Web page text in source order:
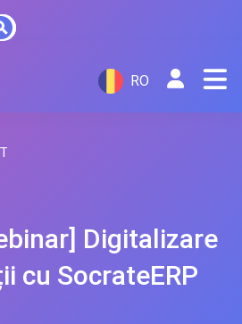
RO
Digitalizare
cu SocrateERP